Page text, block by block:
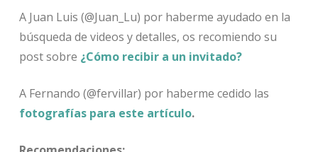
A Juan Luis (@Juan_Lu) por haberme ayudado en la
búsqueda de videos y detalles, os recomiendo su
post sobre ¿Cómo recibir a un invitado?
A Fernando (@fervillar) por haberme cedido las
fotografías para este artículo.